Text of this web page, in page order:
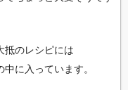
抵のレシピには
に入っています。